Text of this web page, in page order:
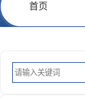
首页